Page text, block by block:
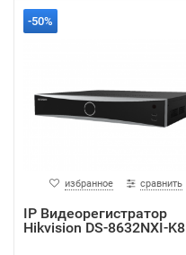
-50%
избранное сравнить
IP Видеорегистратор
Hikvision DS-8632NXI-K8